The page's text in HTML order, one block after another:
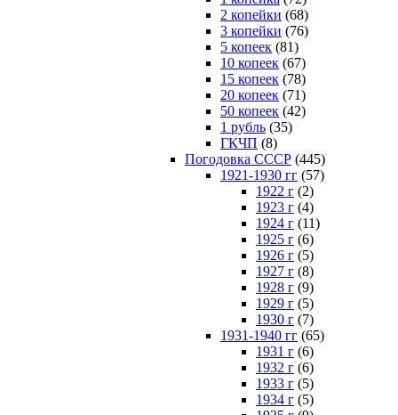
2 копейки (68)
3 копейки (76)
5 копеек (81)
10 копеек (67)
15 копеек (78)
20 копеек (71)
50 копеек (42)
1 рубль (35)
ГКЧП (8)
Погодовка СССР (445)
1921-1930 гг (57)
1922 г (2)
1923 г (4)
1924 г (11)
1925 г (6)
1926 г (5)
1927 г (8)
1928 г (9)
1929 г (5)
1930 г (7)
1931-1940 гг (65)
1931 г (6)
1932 г (6)
1933 г (5)
1934 г (5)